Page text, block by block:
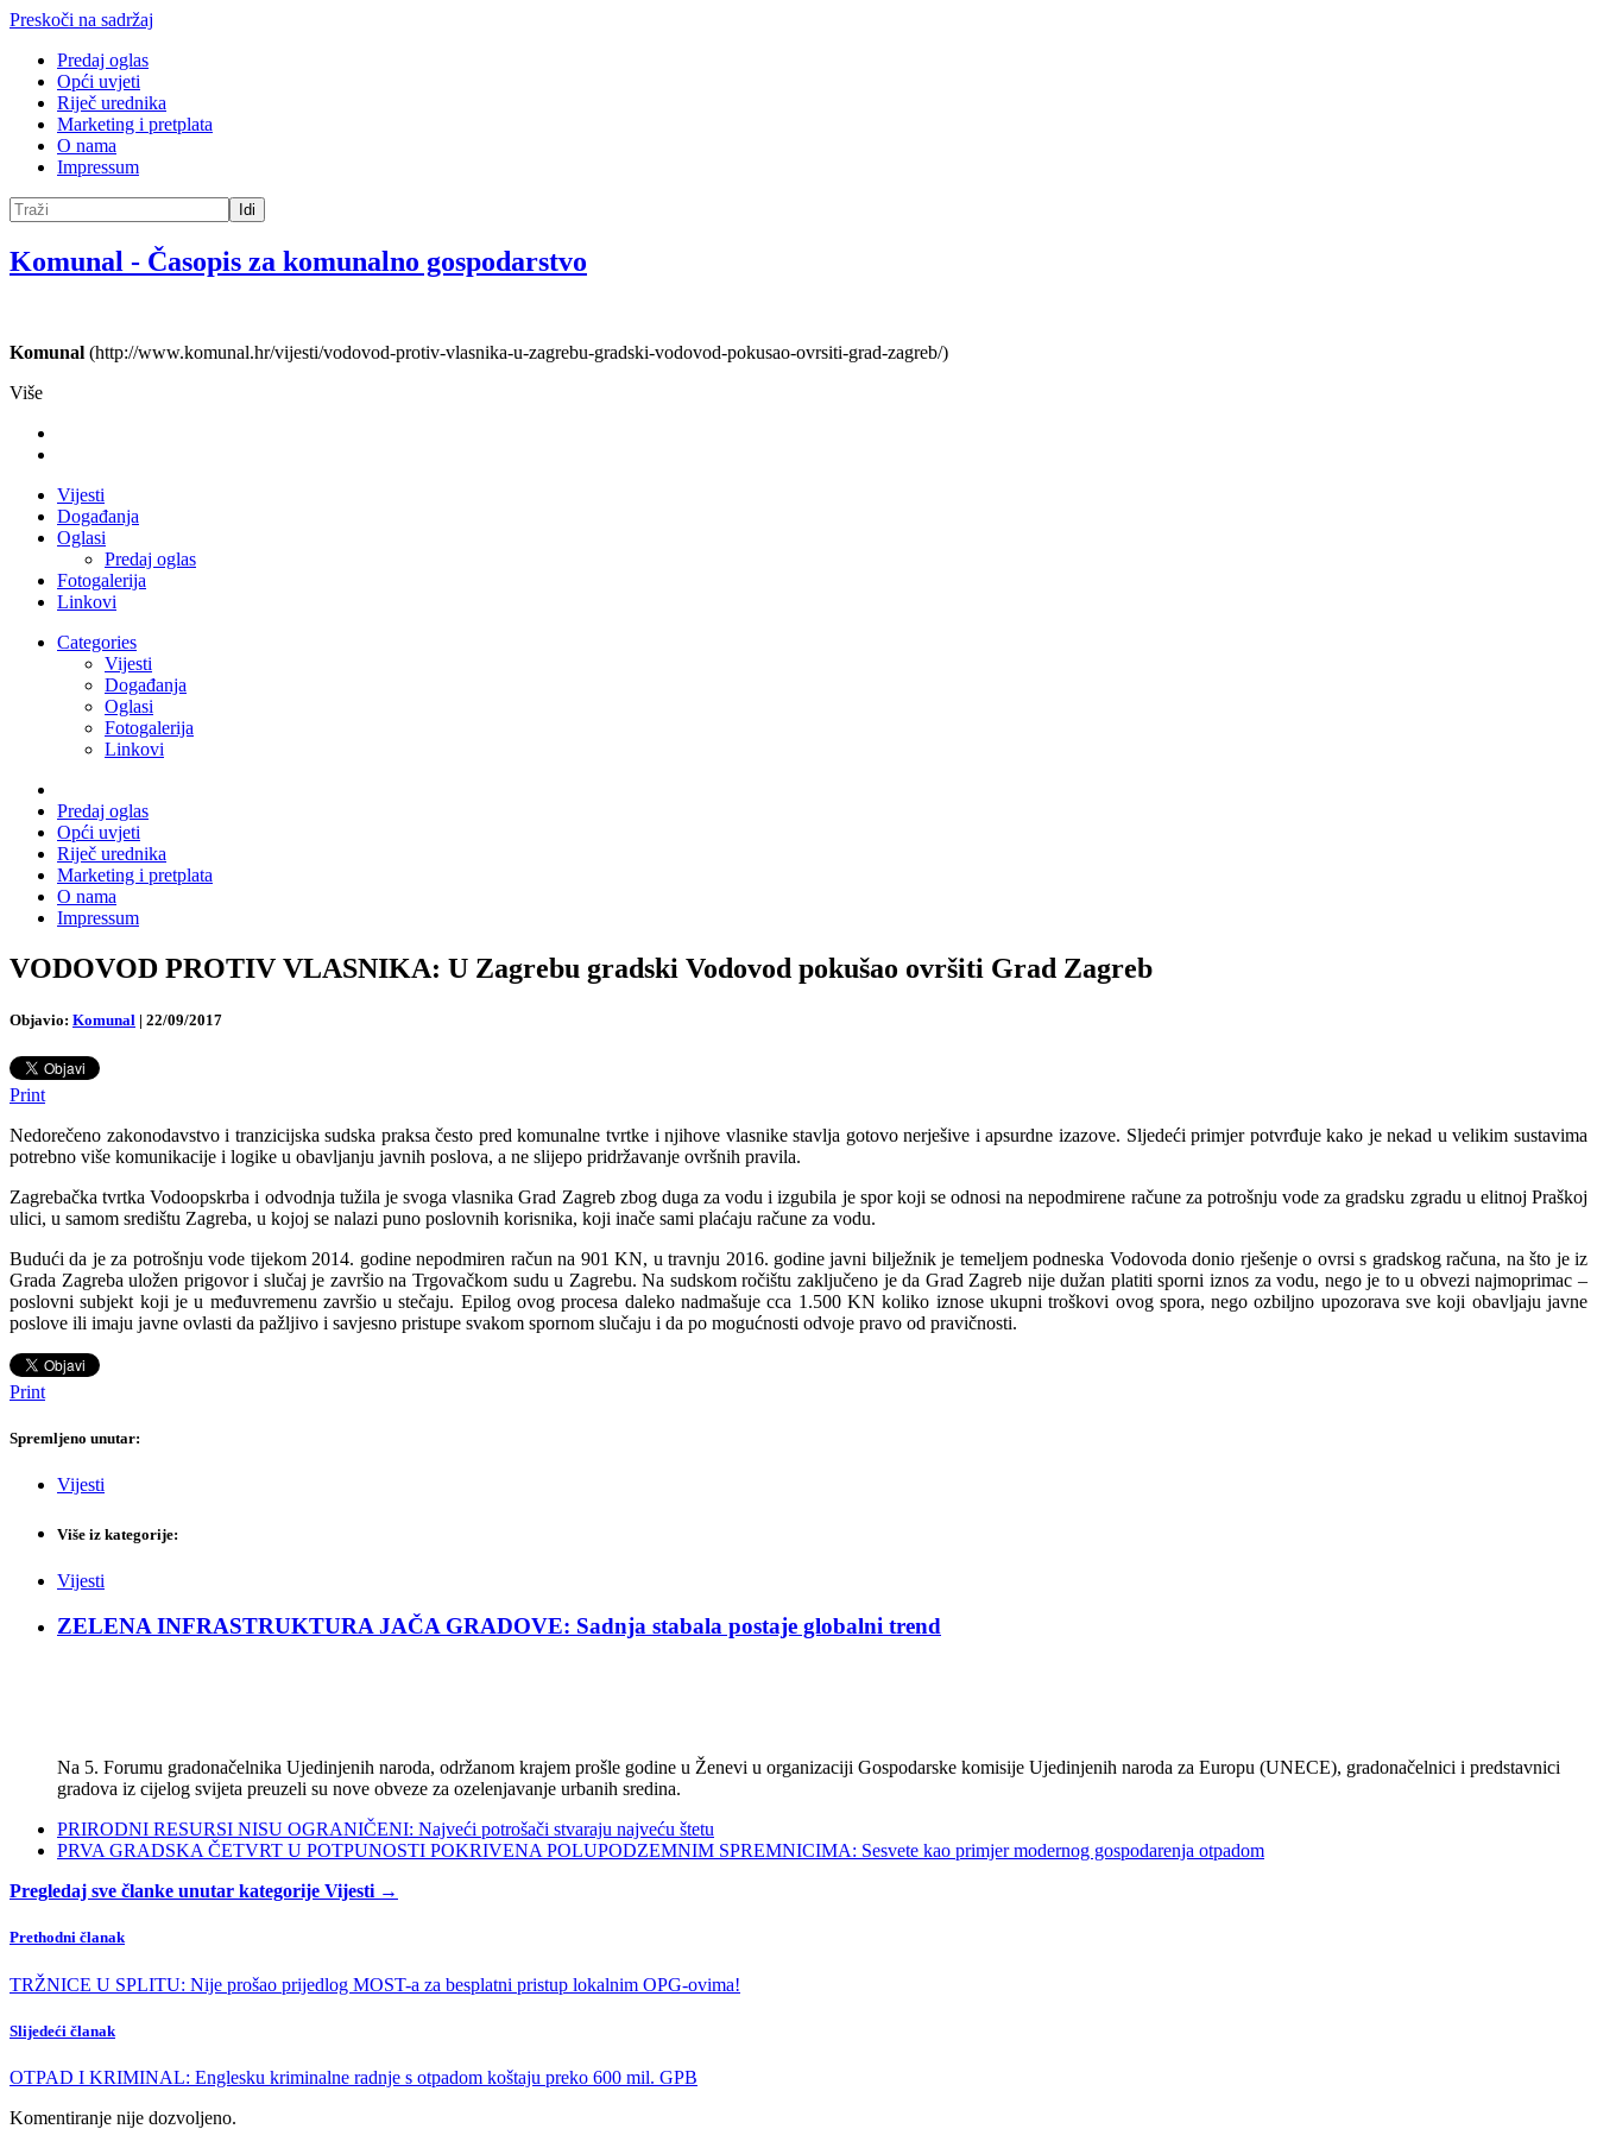
Preskoči na sadržaj
Predaj oglas
Opći uvjeti
Riječ urednika
Marketing i pretplata
O nama
Impressum
Idi
Komunal - Časopis za komunalno gospodarstvo
Komunal (http://www.komunal.hr/vijesti/vodovod-protiv-vlasnika-u-zagrebu-gradski-vodovod-pokusao-ovrsiti-grad-zagreb/)
Više
Vijesti
Događanja
Oglasi
Predaj oglas
Fotogalerija
Linkovi
Categories
Vijesti
Događanja
Oglasi
Fotogalerija
Linkovi
Predaj oglas
Opći uvjeti
Riječ urednika
Marketing i pretplata
O nama
Impressum
VODOVOD PROTIV VLASNIKA: U Zagrebu gradski Vodovod pokušao ovršiti Grad Zagreb
Objavio: Komunal | 22/09/2017
Print
Nedorečeno zakonodavstvo i tranzicijska sudska praksa često pred komunalne tvrtke i njihove vlasnike stavlja gotovo nerješive i apsurdne izazove. Sljedeći primjer potvrđuje kako je nekad u velikim sustavima
potrebno više komunikacije i logike u obavljanju javnih poslova, a ne slijepo pridržavanje ovršnih pravila.
Zagrebačka tvrtka Vodoopskrba i odvodnja tužila je svoga vlasnika Grad Zagreb zbog duga za vodu i izgubila je spor koji se odnosi na nepodmirene račune za potrošnju vode za gradsku zgradu u elitnoj Praškoj
ulici, u samom središtu Zagreba, u kojoj se nalazi puno poslovnih korisnika, koji inače sami plaćaju račune za vodu.
Budući da je za potrošnju vode tijekom 2014. godine nepodmiren račun na 901 KN, u travnju 2016. godine javni bilježnik je temeljem podneska Vodovoda donio rješenje o ovrsi s gradskog računa, na što je iz
Grada Zagreba uložen prigovor i slučaj je završio na Trgovačkom sudu u Zagrebu. Na sudskom ročištu zaključeno je da Grad Zagreb nije dužan platiti sporni iznos za vodu, nego je to u obvezi najmoprimac –
poslovni subjekt koji je u međuvremenu završio u stečaju. Epilog ovog procesa daleko nadmašuje cca 1.500 KN koliko iznose ukupni troškovi ovog spora, nego ozbiljno upozorava sve koji obavljaju javne
poslove ili imaju javne ovlasti da pažljivo i savjesno pristupe svakom spornom slučaju i da po mogućnosti odvoje pravo od pravičnosti.
Print
Spremljeno unutar:
Vijesti
Više iz kategorije:
Vijesti
ZELENA INFRASTRUKTURA JAČA GRADOVE: Sadnja stabala postaje globalni trend
Na 5. Forumu gradonačelnika Ujedinjenih naroda, održanom krajem prošle godine u Ženevi u organizaciji Gospodarske komisije Ujedinjenih naroda za Europu (UNECE), gradonačelnici i predstavnici
gradova iz cijelog svijeta preuzeli su nove obveze za ozelenjavanje urbanih sredina.
PRIRODNI RESURSI NISU OGRANIČENI: Najveći potrošači stvaraju najveću štetu
PRVA GRADSKA ČETVRT U POTPUNOSTI POKRIVENA POLUPODZEMNIM SPREMNICIMA: Sesvete kao primjer modernog gospodarenja otpadom
Pregledaj sve članke unutar kategorije Vijesti →
Prethodni članak
TRŽNICE U SPLITU: Nije prošao prijedlog MOST-a za besplatni pristup lokalnim OPG-ovima!
Slijedeći članak
OTPAD I KRIMINAL: Englesku kriminalne radnje s otpadom koštaju preko 600 mil. GPB
Komentiranje nije dozvoljeno.